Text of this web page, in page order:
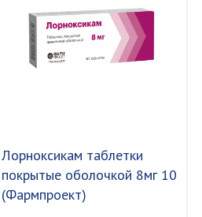
Лорноксикам таблетки
покрытые оболочкой 8мг 10
(Фармпроект)